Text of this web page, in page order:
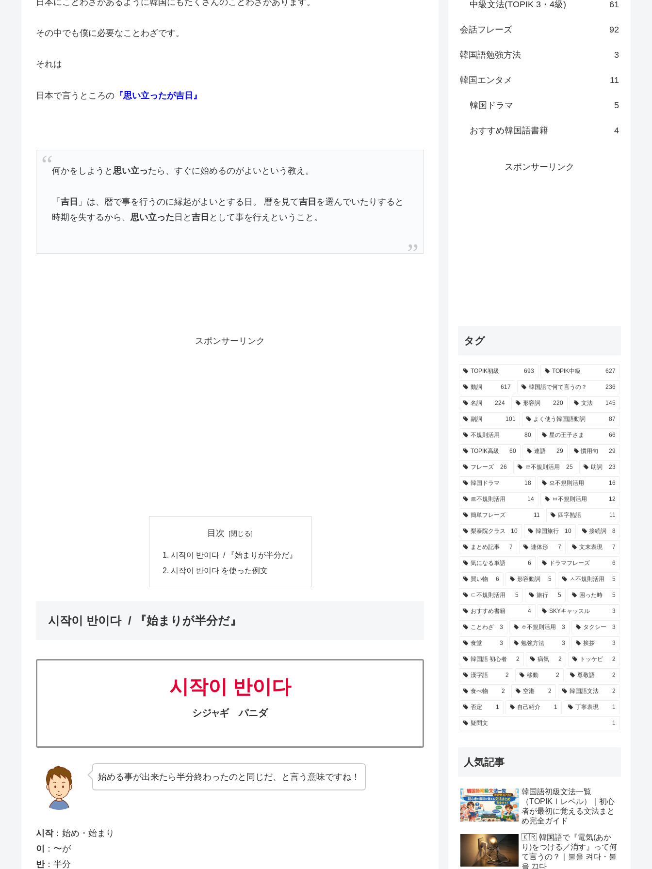
その中でも僕に必要なことわざです。
それは
日本で言うところの 『思い立ったが吉日』
何かをしようと思い立ったら、すぐに始めるのがよいという教え。
「吉日 」は、暦で事を行うのに縁起がよいとする日。 暦を見て吉日 を選んでいたりすると
時期を失するから、思い立った 日と吉日 として事を行えということ。
スポンサーリンク
目次
시작이 반이다 / 『始まりが半分だ』
시작이 반이다 を使った例文
시작이 반이다 / 『始まりが半分だ』
시작이 반이다
シジヤギ パニダ
始める事が出来たら半分終わったのと同じだ、と言う意味ですね！
시작：始め・始まり
이
：〜が
반：半分
中級文法(TOPIK 3・4級) 61
会話フレーズ 92
韓国語勉強方法 3
韓国エンタメ 11
韓国ドラマ 5
おすすめ韓国語書籍 4
スポンサーリンク
タグ
TOPIK初級 693 TOPIK中級 627
動詞 617 韓国語で何て言うの？ 236
名詞 224 形容詞 220 文法 145
副詞 101 よく使う韓国語動詞 87
不規則活用 80 星の王子さま 66
TOPIK高級 60 連語 29 慣用句 29
フレーズ 26 ㄹ不規則活用 25 助詞 23
韓国ドラマ 18 으不規則活用 16
르不規則活用 14 ㅂ不規則活用 12
簡単フレーズ 11 四字熟語 11
梨泰院クラス 10 韓国旅行 10 接続詞 8
まとめ記事 7 連体形 7 文末表現 7
気になる単語 6 ドラマフレーズ 6
買い物 6 形容動詞 5 ㅅ不規則活用 5
ㄷ不規則活用 5 旅行 5 困った時 5
おすすめ書籍 4 SKYキャッスル 3
ことわざ 3 ㅎ不規則活用 3 タクシー 3
食堂 3 勉強方法 3 挨拶 3
韓国語 初心者 2 病気 2 トッケビ 2
漢字語 2 移動 2 尊敬語 2
食べ物 2 空港 2 韓国語文法 2
否定 1 自己紹介 1 丁寧表現 1
疑問文 1
人気記事
韓国語初級文法一覧
（TOPIKⅠレベル）｜初心
者が最初に覚える文法まと
め完全ガイド
🇰🇷 韓国語で『電気(あか
り)をつける／消す』って何
て言うの？｜불을 켜다・불
을 끄다